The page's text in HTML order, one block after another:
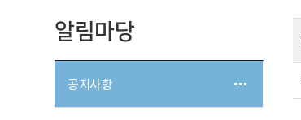
알림마당
공지사항